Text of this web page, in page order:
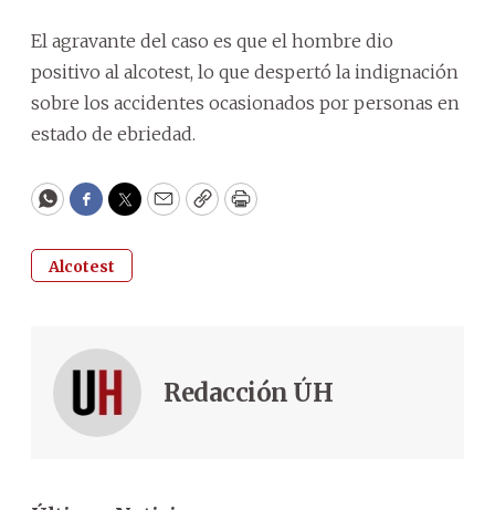
El agravante del caso es que el hombre dio
positivo al alcotest, lo que despertó la indignación
sobre los accidentes ocasionados por personas en
estado de ebriedad.
WhatsApp
Facebook
Twitter
EmailCopyPrint
Alcotest
Redacción ÚH